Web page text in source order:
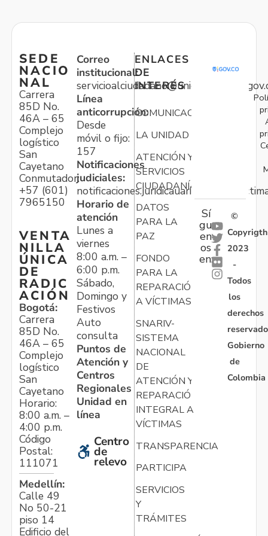
SEDE
NACIO
NAL
Carrera
85D No.
46A – 65
Complejo
logístico
San
Cayetano
Conmutador:
+57 (601)
7965150
VENTA
NILLA
ÚNICA
DE
RADIC
ACIÓN
Bogotá:
Carrera
85D No.
46A – 65
Complejo
logístico
San
Cayetano
Horario:
8:00 a.m. –
4:00 p.m.
Código
Postal:
111071
Medellín:
Calle 49
No 50-21
piso 14
Edificio del
Correo
institucional:
Línea
anticorrupción:
Desde
móvil o fijo:
157
Notificaciones
judiciales:
Horario de
atención
Lunes a
viernes
8:00 a.m. –
6:00 p.m.
Sábado,
Domingo y
Festivos
Auto
consulta
Puntos de
Atención y
Centros
Regionales
Unidad en
línea
Centro
de
relevo
ENLACES
DE
INTERÉS
COMUNICACIONES
LA UNIDAD
ATENCIÓN Y
SERVICIOS
CIUDADANÍA
DATOS
PARA LA
PAZ
FONDO
PARA LA
REPARACIÓN
A VÍCTIMAS
SNARIV-
SISTEMA
NACIONAL
DE
ATENCIÓN Y
REPARACIÓN
INTEGRAL A
VÍCTIMAS
TRANSPARENCIA
PARTICIPA
SERVICIOS
Y
TRÁMITES
Sí
gu
en
os
en:
©
Copyrigth
2023
-
Todos
los
derechos
Gobierno
de
Colombia